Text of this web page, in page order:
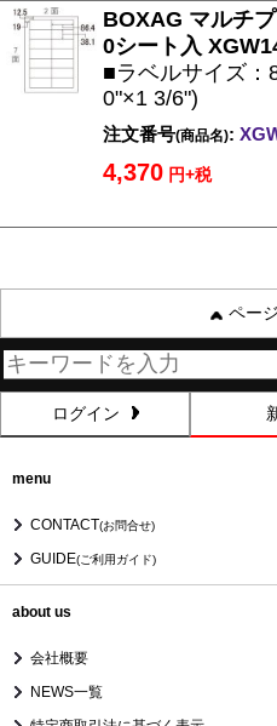
BOXAG マルチ
0シート入
■ラベルサイズ：
0"×1 3/6")
注文番号(商品名):
4,370 円+税
ペー
ログイン
menu
CONTACT(お問合せ)
GUIDE(ご利用ガイド)
about us
会社概要
NEWS一覧